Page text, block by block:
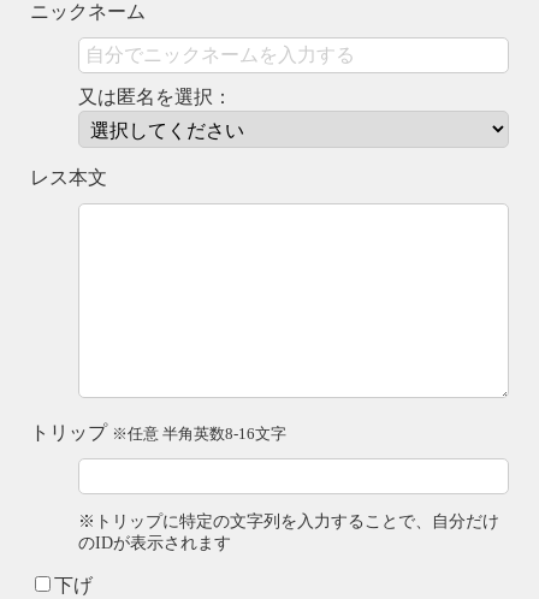
ニックネーム
又は匿名を選択：
レス本文
トリップ ※任意 半角英数8-16文字
※トリップに特定の文字列を入力することで、自分だけ
のIDが表示されます
下げ